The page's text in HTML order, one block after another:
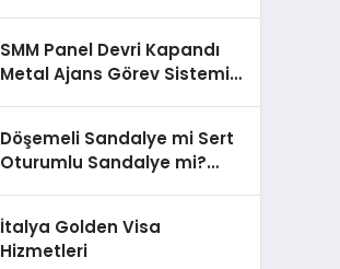
SMM Panel Devri Kapandı
Metal Ajans Görev Sistemi
Döşemeli Sandalye mi Sert
Oturumlu Sandalye mi?
İtalya Golden Visa
Hizmetleri